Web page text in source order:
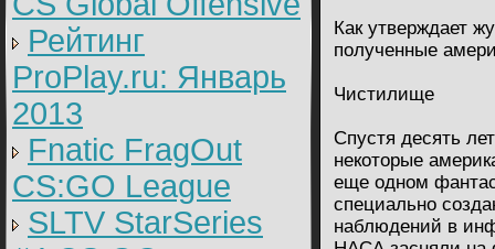
Рейтинг
ProPlay.ru: Январь
2013
Fnatic FragOut
CS:GO League
SLTV StarSeries
Как утверждает
полученные
Чистилище
Спустя десять
некоторые
еще одном
специально
наблюдений в